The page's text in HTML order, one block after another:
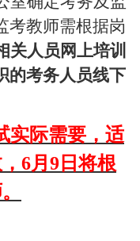
考教师需根据岗
关人员 网上培训
的考务人员线下
实际需要，适
6月9日将根